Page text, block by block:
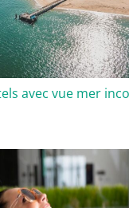
avec vue mer